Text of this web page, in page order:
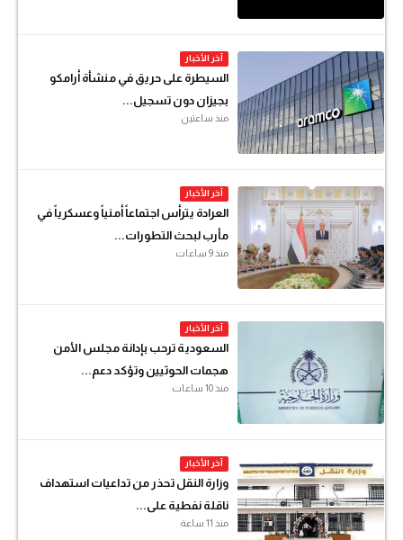
آخر الأخبار
السيطرة على حريق في منشأة أرامكو
بجيزان دون تسجيل...
منذ ساعتين
آخر الأخبار
العرادة يترأس اجتماعاً أمنياً وعسكرياً في
مأرب لبحث التطورات...
منذ 9 ساعات
آخر الأخبار
السعودية ترحب بإدانة مجلس الأمن
هجمات الحوثيين وتؤكد دعم...
منذ 10 ساعات
آخر الأخبار
وزارة النقل تحذر من تداعيات استهداف
ناقلة نفطية على...
منذ 11 ساعة